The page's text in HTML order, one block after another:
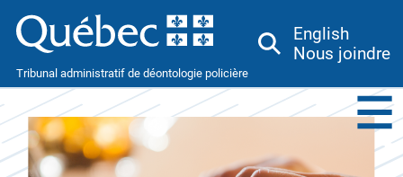
Tribunal administratif de déontologie policière
English
Nous joindre
Menu
Toggle